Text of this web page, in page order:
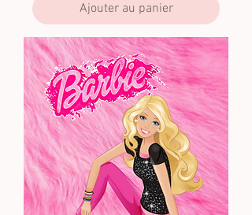
Ajouter au panier